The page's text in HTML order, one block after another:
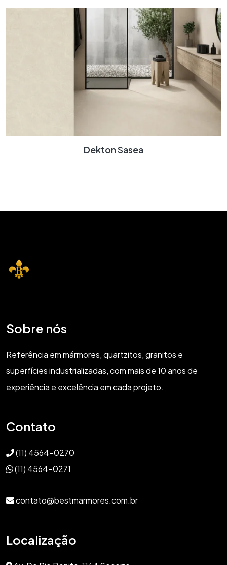
Dekton Sasea
Sobre nós
Referência em mármores, quartzitos, granitos e
superfícies industrializadas, com mais de 10 anos de
experiência e excelência em cada projeto.
Contato
(11) 4564-0270
(11) 4564-0271
contato@bestmarmores.com.br
Localização